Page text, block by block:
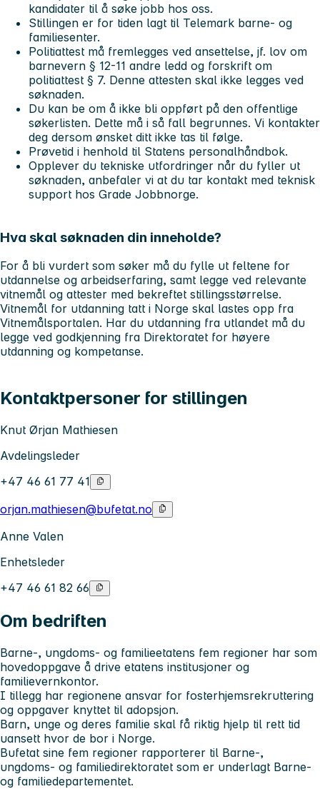
kandidater til å søke jobb hos oss.
Stillingen er for tiden lagt til Telemark barne- og
familiesenter.
Politiattest må fremlegges ved ansettelse, jf. lov om
barnevern § 12-11 andre ledd og forskrift om
politiattest § 7. Denne attesten skal ikke legges ved
søknaden.
Du kan be om å ikke bli oppført på den offentlige
søkerlisten. Dette må i så fall begrunnes. Vi kontakter
deg dersom ønsket ditt ikke tas til følge.
Prøvetid i henhold til Statens personalhåndbok.
Opplever du tekniske utfordringer når du fyller ut
søknaden, anbefaler vi at du tar kontakt med teknisk
support hos Grade Jobbnorge.
Hva skal søknaden din inneholde?
For å bli vurdert som søker må du fylle ut feltene for
utdannelse og arbeidserfaring, samt legge ved relevante
vitnemål og attester med bekreftet stillingsstørrelse.
Vitnemål for utdanning tatt i Norge skal lastes opp fra
Vitnemålsportalen. Har du utdanning fra utlandet må du
legge ved godkjenning fra Direktoratet for høyere
utdanning og kompetanse.
Kontaktpersoner for stillingen
Knut Ørjan Mathiesen
Avdelingsleder
+47 46 61 77 41
orjan.mathiesen@bufetat.no
Anne Valen
Enhetsleder
+47 46 61 82 66
Om bedriften
Barne-, ungdoms- og familieetatens fem regioner har som
hovedoppgave å drive etatens institusjoner og
familievernkontor.
I tillegg har regionene ansvar for fosterhjemsrekruttering
og oppgaver knyttet til adopsjon.
Barn, unge og deres familie skal få riktig hjelp til rett tid
uansett hvor de bor i Norge.
Bufetat sine fem regioner​ rapporterer til Barne-,
ungdoms- og familiedirektoratet som er underlagt Barne-
og familiedepartementet.